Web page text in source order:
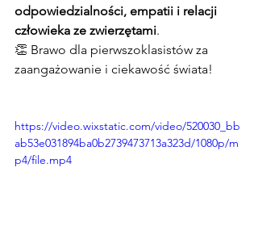
odpowiedzialności, empatii i relacji
człowieka ze zwierzętami.
👏 Brawo dla pierwszoklasistów za
zaangażowanie i ciekawość świata!
https://video.wixstatic.com/video/520030_bb
ab53e031894ba0b2739473713a323d/1080p/m
p4/file.mp4